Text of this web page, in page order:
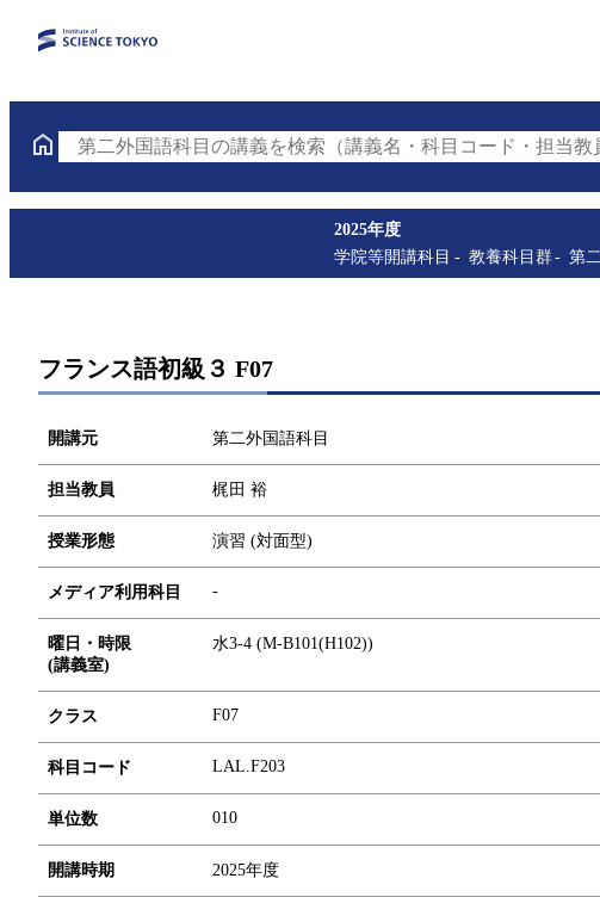
第二外国語科目の講義を検索（講義名・科目コード・担当教
2025年度
学院等開講科目
教養科目群 第
フランス語初級３ F07
開講元 第二外国語科目
担当教員 梶田 裕
授業形態 演習 (対面型)
メディア利用科目 -
曜日・時限
(講義室)
水3-4 (M-B101(H102))
クラス F07
科目コード LAL.F203
単位数 010
開講時期 2025年度